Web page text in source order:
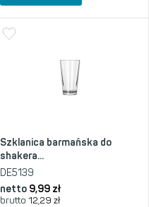
Szklanica barmańska do
shakera...
DE5139
netto 9,99 zł
brutto 12,29 zł